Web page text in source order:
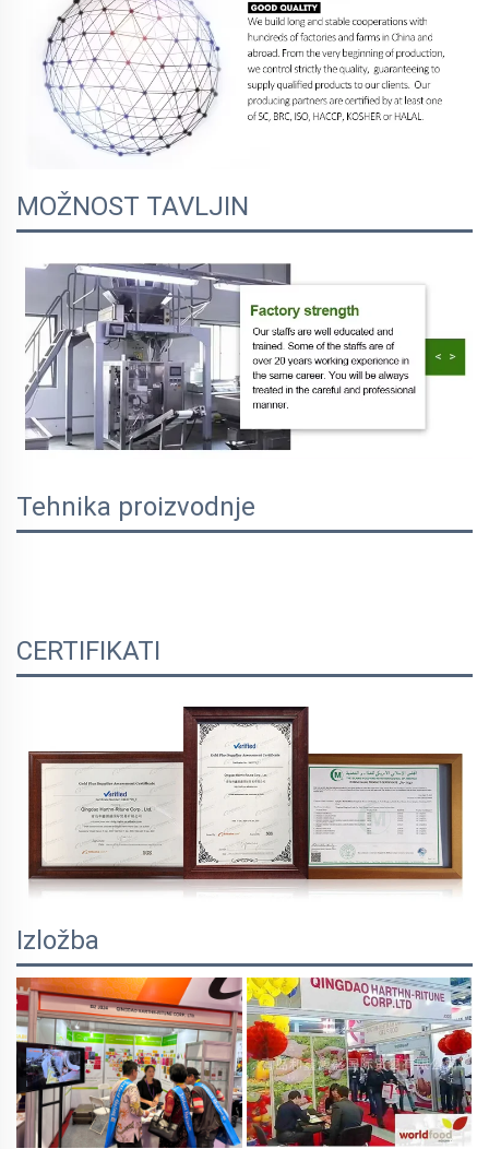
MOŽNOST TAVLJIN
Tehnika proizvodnje
CERTIFIKATI
Izložba